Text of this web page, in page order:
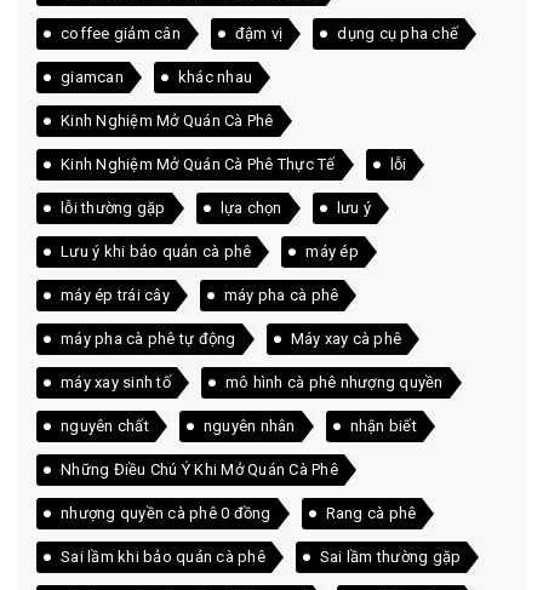
coffee giảm cân đậm vị dụng cụ pha chế
giamcan khác nhau
Kinh Nghiệm Mở Quán Cà Phê
Kinh Nghiệm Mở Quán Cà Phê Thực Tế lỗi
lỗi thường gặp lựa chọn lưu ý
Lưu ý khi bảo quản cà phê máy ép
máy ép trái cây máy pha cà phê
máy pha cà phê tự động Máy xay cà phê
máy xay sinh tố mô hình cà phê nhượng quyền
nguyên chất nguyên nhân nhận biết
Những Điều Chú Ý Khi Mở Quán Cà Phê
nhượng quyền cà phê 0 đồng Rang cà phê
Sai lầm khi bảo quản cà phê Sai lầm thường gặp